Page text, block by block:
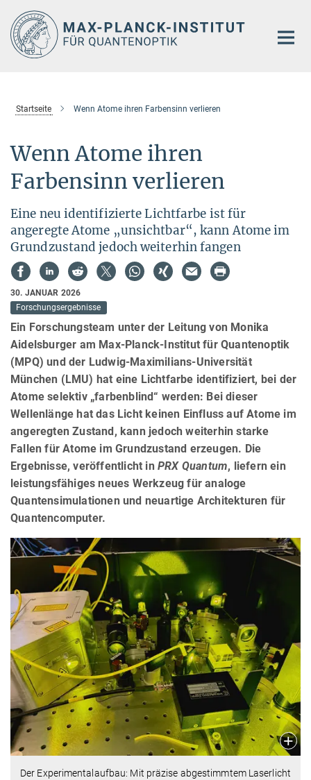
Hauptinhalt
Startseite Wenn Atome ihren Farbensinn verlieren
Wenn Atome ihren
Farbensinn verlieren
Eine neu identifizierte Lichtfarbe ist für
angeregte Atome „unsichtbar“, kann Atome im
Grundzustand jedoch weiterhin fangen
30. JANUAR 2026
Forschungsergebnisse
Ein Forschungsteam unter der Leitung von Monika
Aidelsburger am Max-Planck-Institut für Quantenoptik
(MPQ) und der Ludwig-Maximilians-Universität
München (LMU) hat eine Lichtfarbe identifiziert, bei der
Atome selektiv „farbenblind“ werden: Bei dieser
Wellenlänge hat das Licht keinen Einfluss auf Atome im
angeregten Zustand, kann jedoch weiterhin starke
Fallen für Atome im Grundzustand erzeugen. Die
Ergebnisse, veröffentlicht in PRX Quantum, liefern ein
leistungsfähiges neues Werkzeug für analoge
Quantensimulationen und neuartige Architekturen für
Quantencomputer.
Der Experimentalaufbau: Mit präzise abgestimmtem Laserlicht